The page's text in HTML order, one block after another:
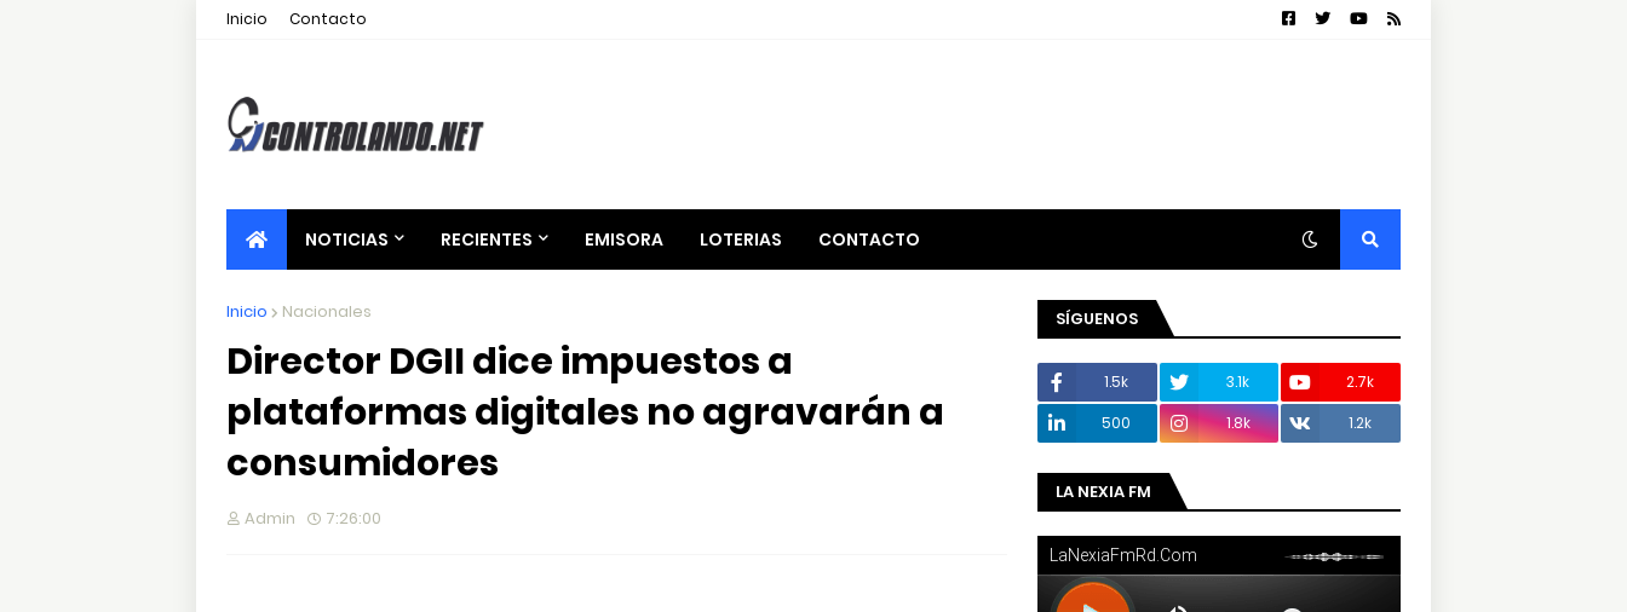
Inicio Contacto
NOTICIAS RECIENTES EMISORA LOTERIAS CONTACTO
Inicio Nacionales
Director DGII dice impuestos a
plataformas digitales no agravarán a
consumidores
Admin 7:26:00
SÍGUENOS
1.5k 3.1k
2.7k
500
1.8k 1.2k
LA NEXIA FM